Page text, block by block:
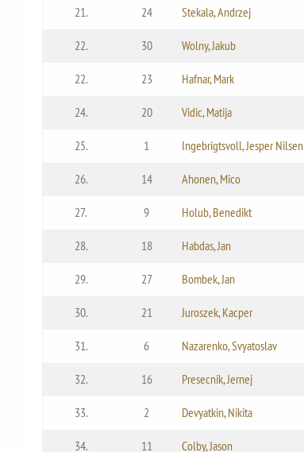
21. 24 Stekala, Andrzej
22. 30 Wolny, Jakub
22. 23 Hafnar, Mark
24. 20 Vidic, Matija
25. 1 Ingebrigtsvoll, Jesper Nilsen
26. 14 Ahonen, Mico
27. 9 Holub, Benedikt
28. 18 Habdas, Jan
29. 27 Bombek, Jan
30. 21 Juroszek, Kacper
31. 6 Nazarenko, Svyatoslav
32. 16 Presecnik, Jernej
33. 2 Devyatkin, Nikita
34. 11 Colby, Jason